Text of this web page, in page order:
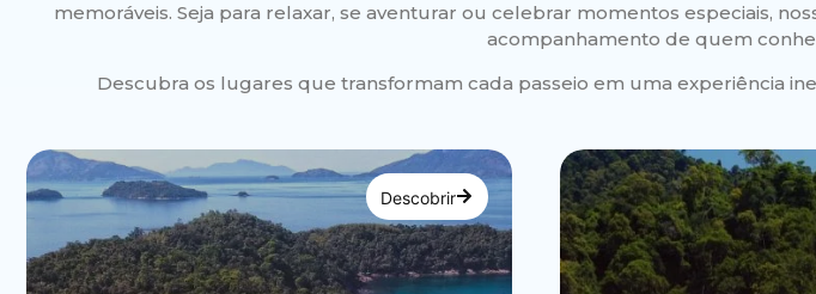
memoráveis. Seja para relaxar, se aventurar ou celebrar momentos especiais,
acompanhamento de quem
Descubra os lugares que transformam cada passeio em uma experiência
Descobrir